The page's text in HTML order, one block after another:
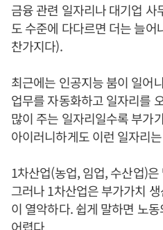
금융 관련 일자리나 대기업 사
도 수준에 다다르면 더는 늘
찬가지다).
최근에는 인공지능 붐이 일어
업무를 자동화하고 일자리를
많이 주는 일자리일수록 부가
아이러니하게도 이런 일자리
1차산업(농업, 임업, 수산업)
그러나 1차산업은 부가가치
이 열악하다. 쉽게 말하면 노